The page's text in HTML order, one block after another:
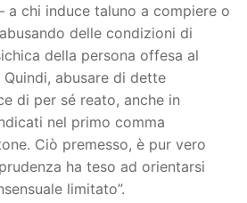
a chi induce taluno a compiere o
delle condizioni di
della persona offesa al
abusare di dette
di per sé reato, anche in
nel primo comma
Ciò premesso, è pur vero
ha teso ad orientarsi
limitato”.